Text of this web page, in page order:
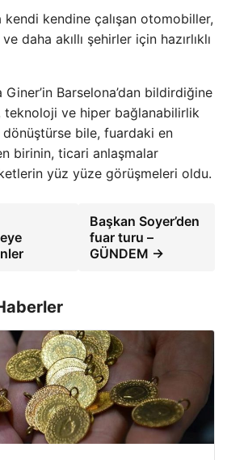
kendi kendine çalışan otomobiller,
daha akıllı şehirler için hazırlıklı
Barselona’dan bildirdiğine
teknoloji ve hiper bağlanabilirlik
bile, fuardaki en
birinin, ticari anlaşmalar
yüz yüze görüşmeleri oldu.
Başkan Soyer’den
fuar turu –
GÜNDEM →